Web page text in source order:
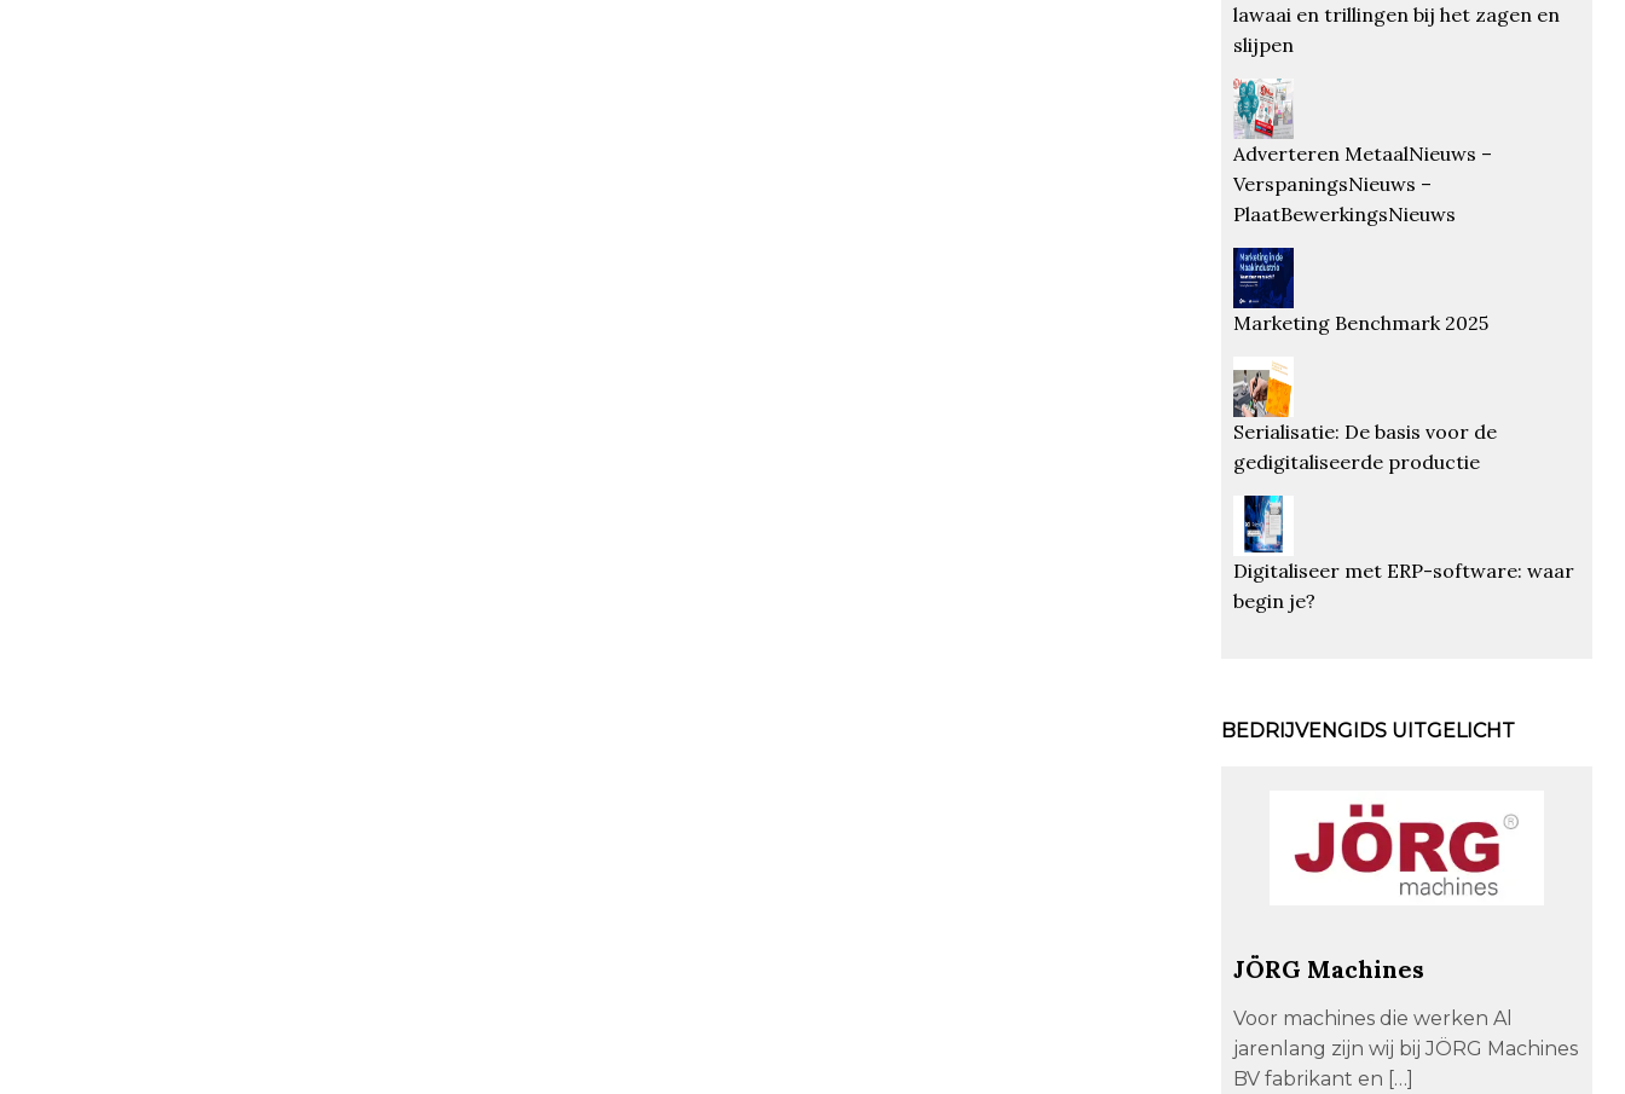
lawaai en trillingen bij het zagen en
slijpen
Adverteren MetaalNieuws –
VerspaningsNieuws –
PlaatBewerkingsNieuws
Marketing Benchmark 2025
Serialisatie: De basis voor de
gedigitaliseerde productie
Digitaliseer met ERP-software: waar
begin je?
BEDRIJVENGIDS UITGELICHT
JÖRG Machines
Voor machines die werken Al
jarenlang zijn wij bij JÖRG Machines
BV fabrikant en […]